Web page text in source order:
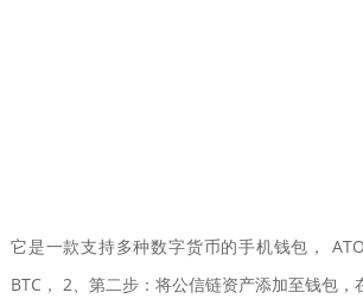
它是一款支持多种数字货币的手机钱包，
BTC， 2、第二步：将公信链资产添加至钱包